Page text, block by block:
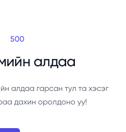
500
алдаа
алдаа гарсан тул та хэсэг
дахин оролдоно уу!